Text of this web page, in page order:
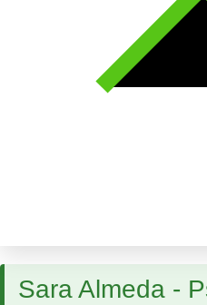
Sara Almeda -